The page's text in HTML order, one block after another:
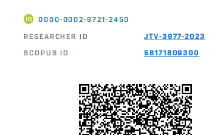
0000-0002-9721-2450
RESEARCHER ID
JTV-3977-2023
SCOPUS ID
58171809300